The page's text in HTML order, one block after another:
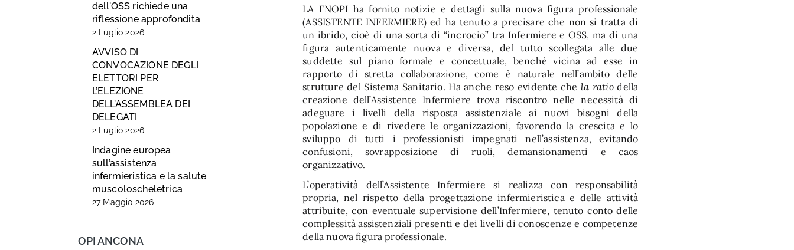
dell’OSS richiede una
riflessione approfondita
2 Luglio 2026
AVVISO DI
CONVOCAZIONE DEGLI
ELETTORI PER
L’ELEZIONE
DELL’ASSEMBLEA DEI
DELEGATI
2 Luglio 2026
Indagine europea
sull’assistenza
infermieristica e la salute
muscoloscheletrica
27 Maggio 2026
OPI ANCONA
LA FNOPI ha fornito notizie e dettagli sulla nuova figura professionale
(ASSISTENTE INFERMIERE) ed ha tenuto a precisare che non si tratta di
un ibrido, cioè di una sorta di “incrocio” tra Infermiere e OSS, ma di una
figura autenticamente nuova e diversa, del tutto scollegata alle due
suddette sul piano formale e concettuale, benchè vicina ad esse in
rapporto di stretta collaborazione, come è naturale nell’ambito delle
strutture del Sistema Sanitario. Ha anche reso evidente che la ratiodella
creazione dell’Assistente Infermiere trova riscontro nelle necessità di
adeguare i livelli della risposta assistenziale ai nuovi bisogni della
popolazione e di rivedere le organizzazioni, favorendo la crescita e lo
sviluppo di tutti i professionisti impegnati nell’assistenza, evitando
confusioni, sovrapposizione di ruoli, demansionamenti e caos
organizzativo.
L’operatività dell’Assistente Infermiere si realizza con responsabilità
propria, nel rispetto della progettazione infermieristica e delle attività
attribuite, con eventuale supervisione dell’Infermiere, tenuto conto delle
complessità assistenziali presenti e dei livelli di conoscenze e competenze
della nuova figura professionale.